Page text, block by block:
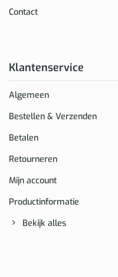
Contact
Klantenservice
Algemeen
Bestellen & Verzenden
Betalen
Retourneren
Mijn account
Productinformatie
Bekijk alles